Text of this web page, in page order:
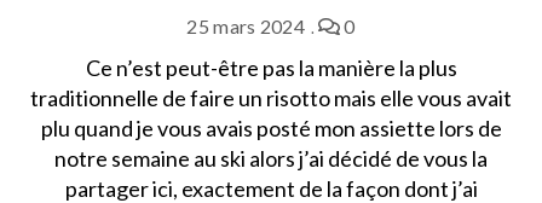
25 mars 2024 0
Ce n’est peut-être pas la manière la plus
traditionnelle de faire un risotto mais elle vous avait
plu quand je vous avais posté mon assiette lors de
notre semaine au ski alors j’ai décidé de vous la
partager ici, exactement de la façon dont j’ai